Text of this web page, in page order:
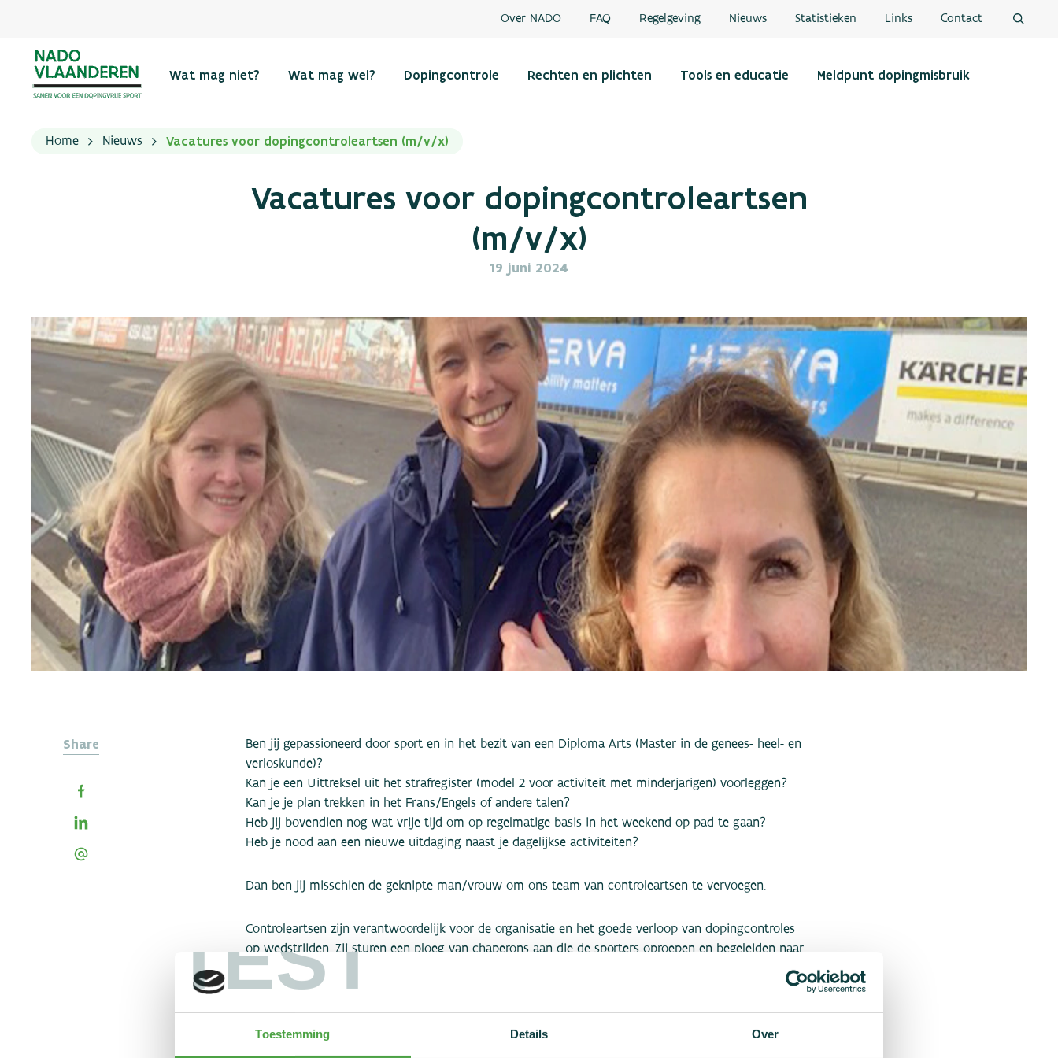
TEST
Toestemming Details Over
Over NADO FAQ Regelgeving Nieuws Statistieken Links Contact
Wat mag niet? Wat mag wel? Dopingcontrole Rechten en plichten Tools en educatie Meldpunt dopingmisbruik
Home Nieuws Vacatures voor dopingcontroleartsen (m/v/x)
Vacatures voor dopingcontroleartsen
(m/v/x)
19 juni 2024
Share
Ben jij gepassioneerd door sport en in het bezit van een Diploma Arts (Master in de genees- heel- en
verloskunde)?
Kan je een Uittreksel uit het strafregister (model 2 voor activiteit met minderjarigen) voorleggen?
Kan je je plan trekken in het Frans/Engels of andere talen?
Heb jij bovendien nog wat vrije tijd om op regelmatige basis in het weekend op pad te gaan?
Heb je nood aan een nieuwe uitdaging naast je dagelijkse activiteiten?
Dan ben jij misschien de geknipte man/vrouw om ons team van controleartsen te vervoegen.
Controleartsen zijn verantwoordelijk voor de organisatie en het goede verloop van dopingcontroles
op wedstrijden. Zij sturen een ploeg van chaperons aan die de sporters oproepen en begeleiden naar
de dopingcontrole. Tenslotte voeren zijn de controle nauwgezet en volgens geijkte procedures uit.
onkostenvergoeding van 409.78 euro alsook je eventueel gemaakte verplaatsingsonkosten.